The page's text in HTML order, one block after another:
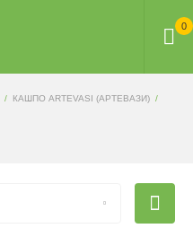
0
КАШПО ARTEVASI (АРТЕВАЗИ)